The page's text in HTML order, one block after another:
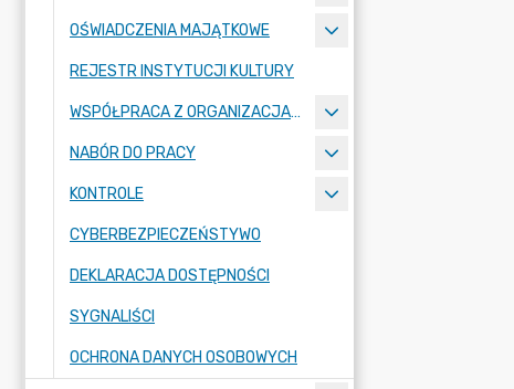
OŚWIADCZENIA MAJĄTKOWE
REJESTR INSTYTUCJI KULTURY
WSPÓŁPRACA Z ORGANIZACJAMI POZARZĄDOWYMI
NABÓR DO PRACY
KONTROLE
CYBERBEZPIECZEŃSTYWO
DEKLARACJA DOSTĘPNOŚCI
SYGNALIŚCI
OCHRONA DANYCH OSOBOWYCH